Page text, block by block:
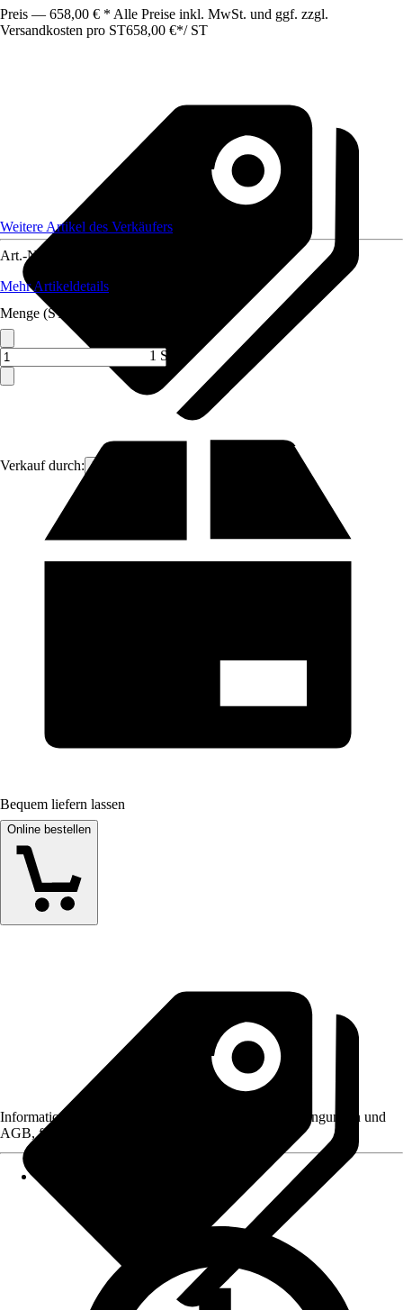
Preis — 658,00 € * Alle Preise inkl. MwSt. und ggf. zzgl.
Versandkosten pro ST658,00 €*/ ST
Verkauf durch: ich-zapfe
Weitere Artikel des Verkäufers
Art.-Nr.
Mehr Artikeldetails
Menge (ST)
1 ST
Bequem liefern lassen
Online bestellen
Informationen des Verkäufers, wie z. B. Rückgabebedingungen und
AGB, finden Sie bei Klick auf den Verkäufernamen.